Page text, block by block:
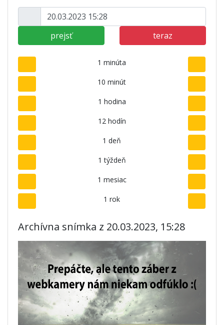
prejsť teraz
1 minúta
10 minút
1 hodina
12 hodín
1 deň
1 týždeň
1 mesiac
1 rok
Archívna snímka z 20.03.2023, 15:28